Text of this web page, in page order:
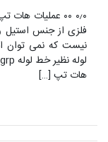
۰٫۰ ۰۰ عملیات
فلزی از جنس استیل
نیست که نمی توان
هات تپ […]